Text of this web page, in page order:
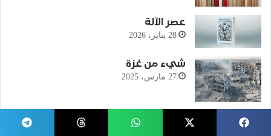
عصر الآلة
28 يناير، 2026
شيء من غزة
27 مارس، 2025
جوزيه ساراماجو الكاتب الاستثنائي في
الرواية البرتغالية